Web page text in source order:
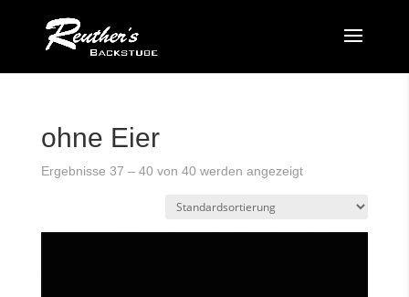
ohne Eier
Ergebnisse 37 – 40 von 40 werden angezeigt